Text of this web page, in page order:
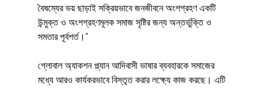
বৈষম্যের ভয় ছাড়াই সক্রিয়ভাবে জনজীবনে অংশগ্রহণ একটি
উন্মুক্ত ও অংশগ্রহণমূলক সমাজ সৃষ্টির জন্য অন্তর্ভুক্তি ও
সমতার পূর্বশর্ত।”
গ্লোবাল অ্যাকশন প্ল্যান আদিবাসী ভাষার ব্যবহারকে সমাজের
মধ্যে আরও কার্যকরভাবে বিস্তৃত করার লক্ষ্যে কাজ করছে। এটি